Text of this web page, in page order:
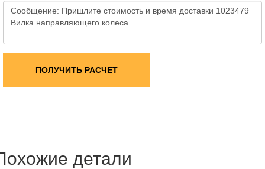
ПОЛУЧИТЬ РАСЧЕТ
детали